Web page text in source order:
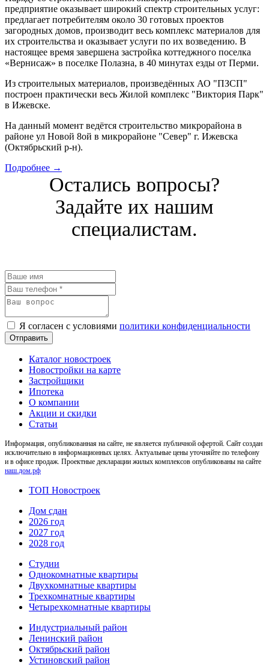
предприятие оказывает широкий спектр строительных услуг:
предлагает потребителям около 30 готовых проектов
загородных домов, производит весь комплекс материалов для
их строительства и оказывает услуги по их возведению. В
настоящее время завершена застройка коттеджного поселка
«Вернисаж» в поселке Полазна, в 40 минутах езды от Перми.
Из строительных материалов, произведённых АО "ПЗСП"
построен практически весь Жилой комплекс "Виктория Парк"
в Ижевске.
На данный момент ведётся строительство микрорайона в
районе ул Новой 8ой в микрорайоне "Север" г. Ижевска
(Октябрьский р-н).
Подробнее →
Остались вопросы?
Задайте их нашим
специалистам.
Я согласен с условиями политики конфиденциальности
Каталог новостроек
Новостройки на карте
Застройщики
Ипотека
О компании
Акции и скидки
Статьи
Информация, опубликованная на сайте, не является публичной офертой. Сайт создан
исключительно в информационных целях. Актуальные цены уточняйте по телефону
и в офисе продаж. Проектные декларации жилых комплексов опубликованы на сайте
наш.дом.рф
ТОП Новостроек
Дом сдан
2026 год
2027 год
2028 год
Студии
Однокомнатные квартиры
Двухкомнатные квартиры
Трехкомнатные квартиры
Четырехкомнатные квартиры
Индустриальный район
Ленинский район
Октябрьский район
Устиновский район